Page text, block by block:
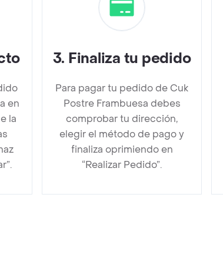
en
la
3. Finaliza tu pedido
Para pagar tu pedido de Cuk
Postre Frambuesa debes
comprobar tu dirección,
elegir el método de pago y
finaliza oprimiendo en
“Realizar Pedido”.